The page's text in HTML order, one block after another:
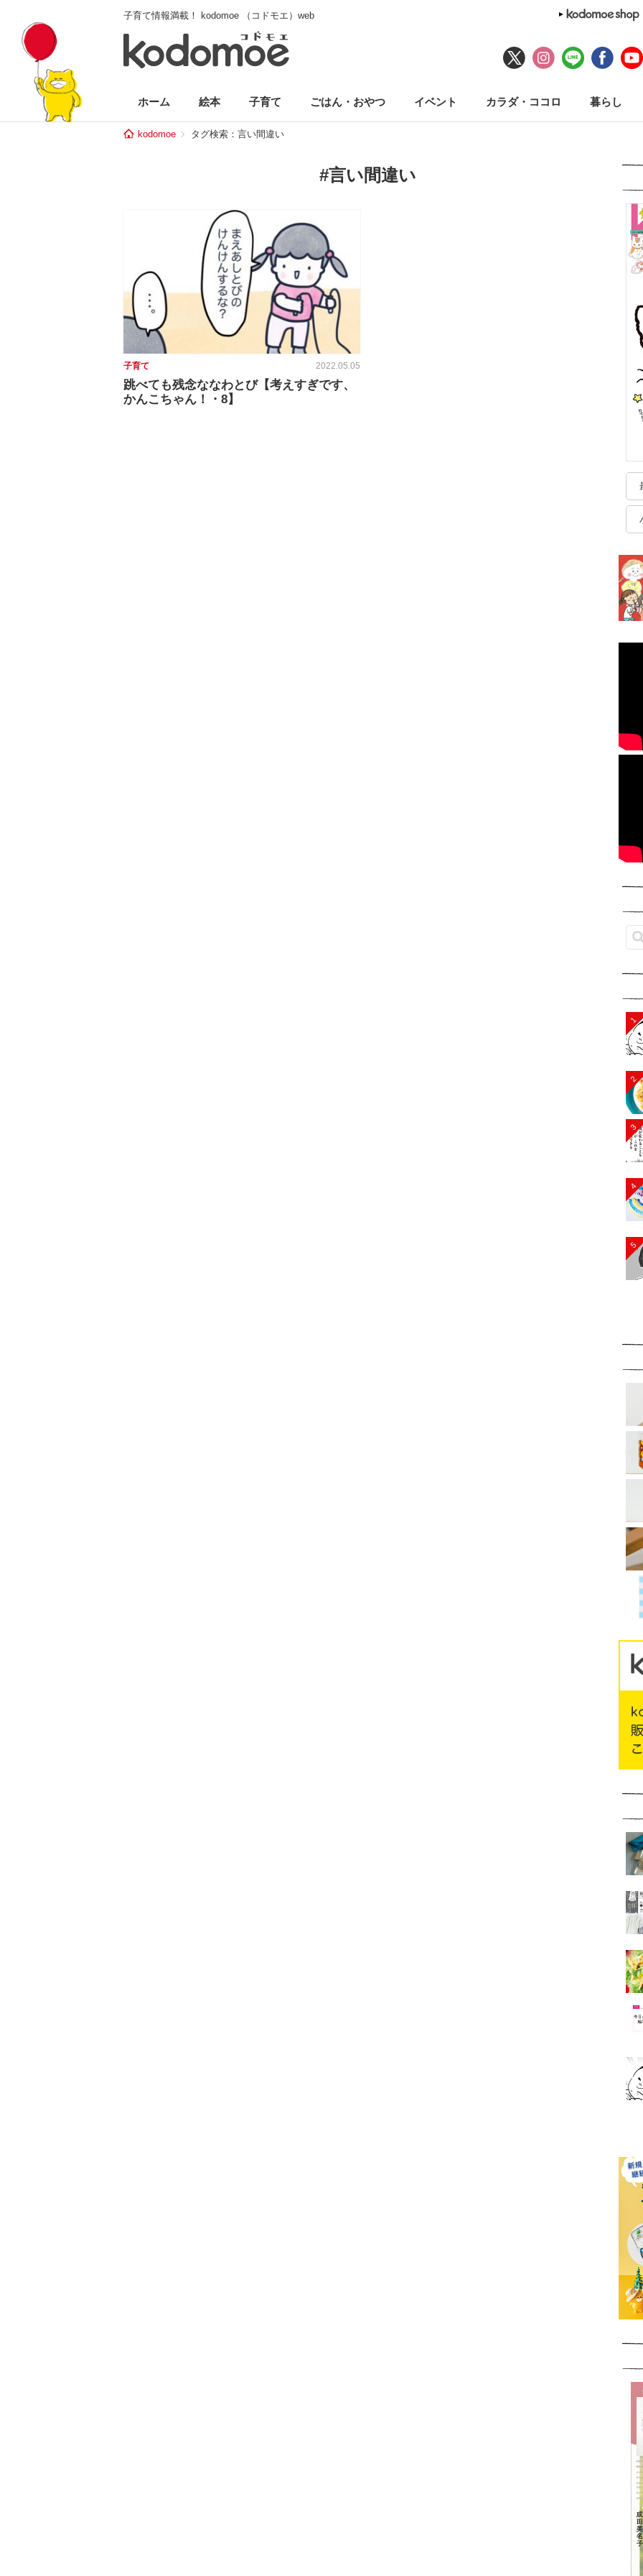
子育て情報満載！ kodomoe （コドモエ）web
ホーム 絵本 子育て ごはん・おやつ イベント カラダ・ココロ 暮らし
kodomoe タグ検索：言い間違い
#言い間違い
子育て 2022.05.05
跳べても残念ななわとび【考えすぎです、
かんこちゃん！・8】
1
2
3
4
5